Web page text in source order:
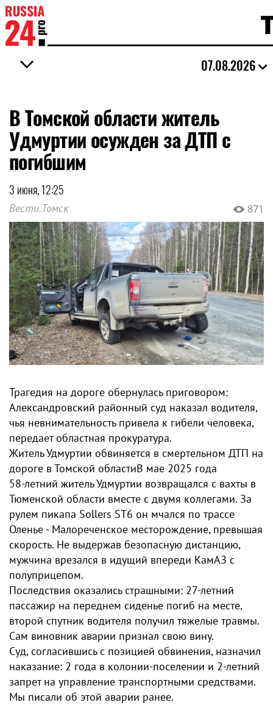
07.08.2026
В Томской области житель
Удмуртии осужден за ДТП с
погибшим
3 июня, 12:25
Вести.Томск 871
Трагедия на дороге обернулась приговором:
Александровский районный суд наказал водителя,
чья невнимательность привела к гибели человека,
передает областная прокуратура.
Житель Удмуртии обвиняется в смертельном ДТП на
дороге в Томской областиВ мае 2025 года
58‑летний житель Удмуртии возвращался с вахты в
Тюменской области вместе с двумя коллегами. За
рулем пикапа Sollers ST6 он мчался по трассе
Оленье - Малореченское месторождение, превышая
скорость. Не выдержав безопасную дистанцию,
мужчина врезался в идущий впереди КамАЗ с
полуприцепом.
Последствия оказались страшными: 27‑летний
пассажир на переднем сиденье погиб на месте,
второй спутник водителя получил тяжелые травмы.
Сам виновник аварии признал свою вину.
Суд, согласившись с позицией обвинения, назначил
наказание: 2 года в колонии-поселении и 2‑летний
запрет на управление транспортными средствами.
Мы писали об этой аварии ранее.